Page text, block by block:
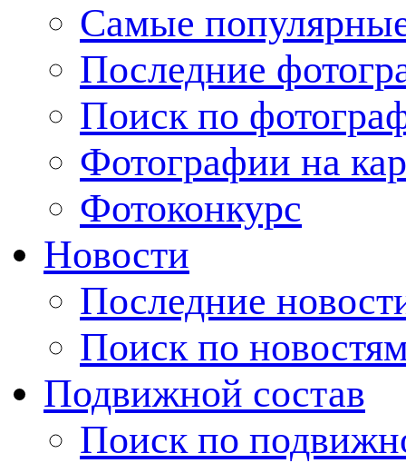
Cамые
Последние
Поиск по
Фотографии на
Фотоконкурс
Новости
Последние
Поиск по
Подвижной состав
Поиск по